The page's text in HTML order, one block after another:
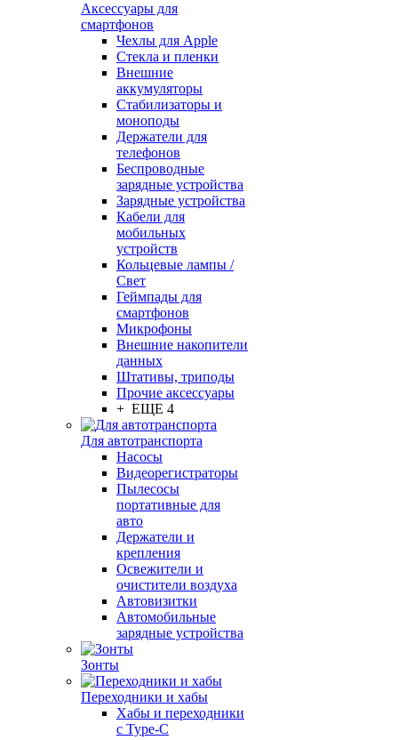
Аксессуары для
смартфонов
Чехлы для Apple
Стекла и пленки
Внешние
аккумуляторы
Стабилизаторы и
моноподы
Держатели для
телефонов
Беспроводные
зарядные устройства
Зарядные устройства
Кабели для
мобильных
устройств
Кольцевые лампы /
Свет
Геймпады для
смартфонов
Микрофоны
Внешние накопители
данных
Штативы, триподы
Прочие аксессуары
+ ЕЩЕ 4
Для автотранспорта
Насосы
Видеорегистраторы
Пылесосы
портативные для
авто
Держатели и
крепления
Освежители и
очистители воздуха
Автовизитки
Автомобильные
зарядные устройства
Зонты
Переходники и хабы
Хабы и переходники
с Type-C